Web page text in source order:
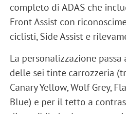
completo di ADAS che
Front Assist con
ciclisti,Side Assist e
La personalizzazione
delle sei tinte carrozzeria
Canary Yellow, Wolf Grey,
Blue) e per iltetto a